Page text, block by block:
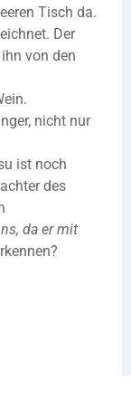
Tisch da.
Der
von den
nicht nur
ist noch
des
da er mit